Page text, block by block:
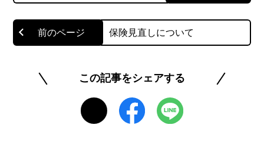
@zomzom1974
保険見直しについて
この記事をシェアする